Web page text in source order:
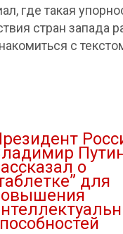
где такая
стран запада
с
о
для